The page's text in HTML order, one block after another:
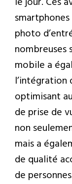
photo
nombreuses
mobile a
l’intégration
optimisant
de prise de
non
mais a
de qualité
de